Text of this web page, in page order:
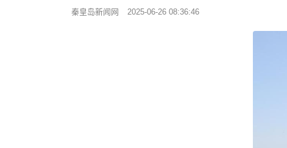
秦皇岛新闻网 2025-06-26 08:36:46